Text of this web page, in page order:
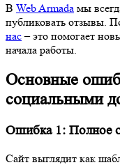
В Web Armada мы
публиковать отзывы.
нас– это помогает
начала работы.
Основные
социальными
Ошибка 1: Полное
Сайт выглядит как